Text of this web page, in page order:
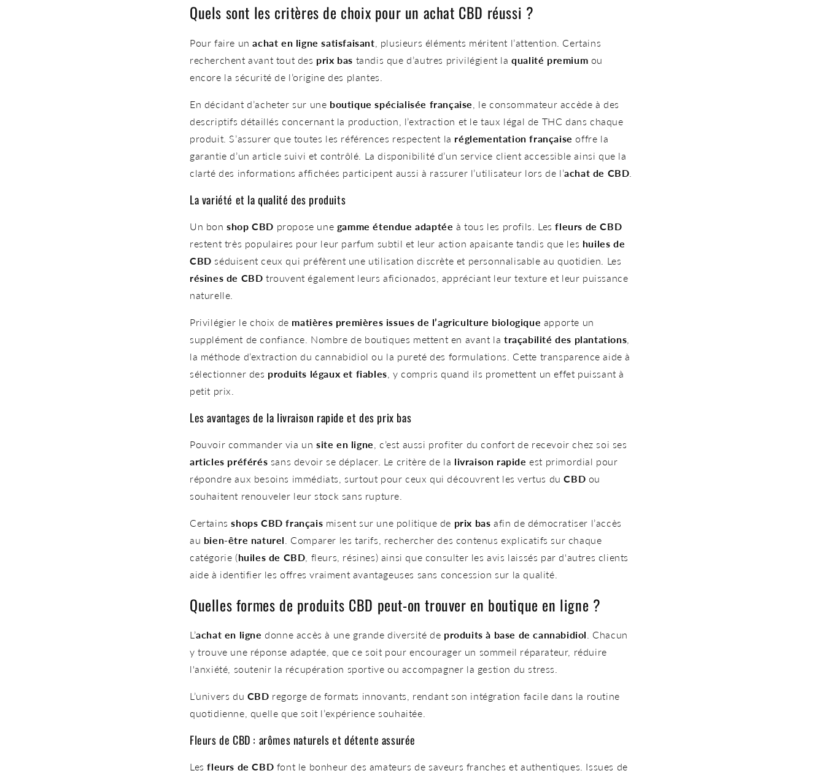
Quels sont les critères de choix pour un achat CBD réussi ?
Pour faire unachat en ligne satisfaisant , plusieurs éléments méritent l’attention. Certains
recherchent avant tout des prix bas tandis que d’autres privilégient laqualité premium ou
encore la sécurité de l’origine des plantes.
En décidant d’acheter sur une boutique spécialisée française
, le consommateur accède à des
descriptifs détaillés concernant la production, l’extraction et le taux légal de THC dans chaque
produit. S’assurer que toutes les références respectent la réglementation française offre la
garantie d’un article suivi et contrôlé. La disponibilité d’un service client accessible ainsi que la
clarté des informations affichées participent aussi à rassurer l’utilisateur lors de l’achat de CBD
La variété et la qualité des produits
Un bonshop CBD propose une gamme étendue adaptée à tous les profils. Lesfleurs de CBD
restent très populaires pour leur parfum subtil et leur action apaisante tandis que les huiles de
CBD séduisent ceux qui préfèrent une utilisation discrète et personnalisable au quotidien. Les
résines de CBD trouvent également leurs aficionados, appréciant leur texture et leur puissance
naturelle.
Privilégier le choix de matières premières issues de l’agriculture biologique apporte un
supplément de confiance. Nombre de boutiques mettent en avant latraçabilité des plantations
la méthode d’extraction du cannabidiol ou la pureté des formulations. Cette transparence aide à
sélectionner des produits légaux et fiables , y compris quand ils promettent un effet puissant à
petit prix.
Les avantages de la livraison rapide et des prix bas
Pouvoir commander via un site en ligne , c’est aussi profiter du confort de recevoir chez soi ses
articles préférés sans devoir se déplacer. Le critère de la livraison rapide est primordial pour
répondre aux besoins immédiats, surtout pour ceux qui découvrent les vertus duCBD ou
souhaitent renouveler leur stock sans rupture.
Certainsshops CBD français misent sur une politique de prix bas afin de démocratiser l’accès
au bien-être naturel
. Comparer les tarifs, rechercher des contenus explicatifs sur chaque
catégorie (huiles de CBD , fleurs, résines) ainsi que consulter les avis laissés par d'autres clients
aide à identifier les offres vraiment avantageuses sans concession sur la qualité.
Quelles formes de produits CBD peut-on trouver en boutique en ligne ?
L’achat en ligne donne accès à une grande diversité de produits à base de cannabidiol
. Chacun
y trouve une réponse adaptée, que ce soit pour encourager un sommeil réparateur, réduire
l'anxiété, soutenir la récupération sportive ou accompagner la gestion du stress.
L’univers du CBD regorge de formats innovants, rendant son intégration facile dans la routine
quotidienne, quelle que soit l’expérience souhaitée.
Fleurs de CBD : arômes naturels et détente assurée
Lesfleurs de CBD font le bonheur des amateurs de saveurs franches et authentiques. Issues de